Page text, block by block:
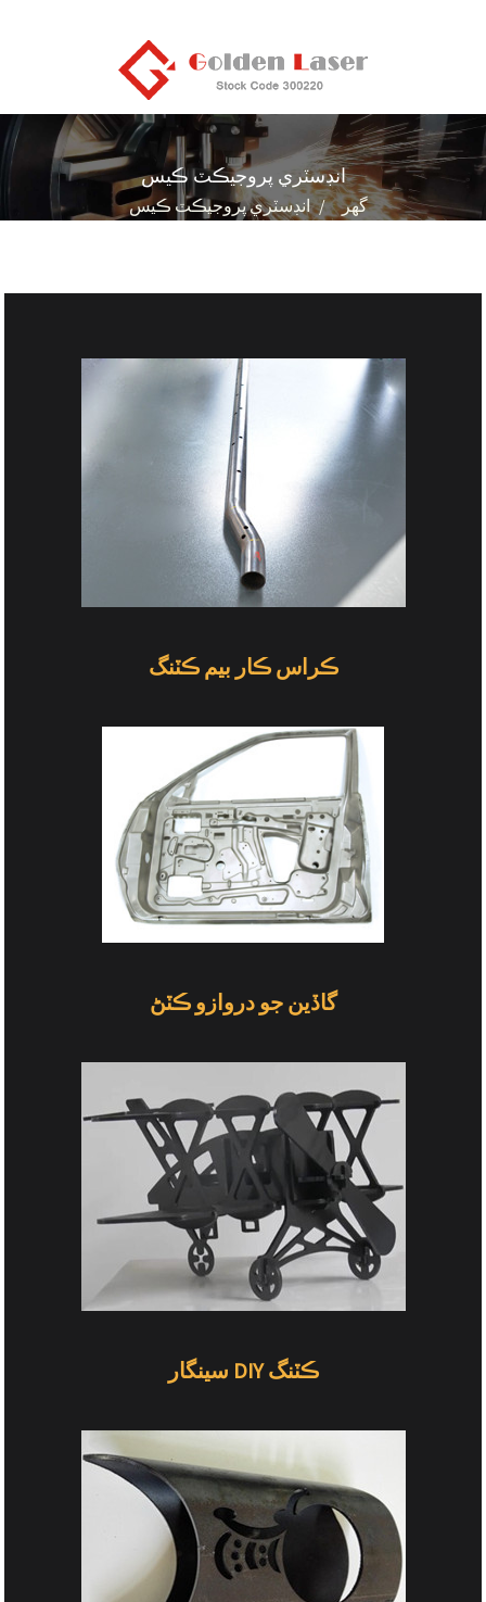
انڊسٽري پروجيڪٽ ڪيس
گھر انڊسٽري پروجيڪٽ ڪيس
ڪراس ڪار بيم ڪٽنگ
گاڏين جو دروازو ڪٽڻ
سينگار DIY ڪٽنگ